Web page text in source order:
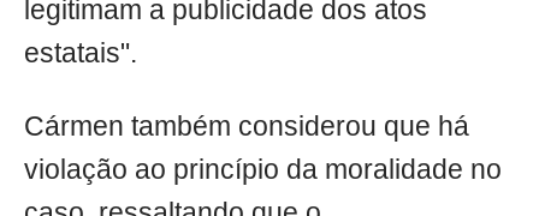
legitimam a publicidade dos atos
estatais".
Cármen também considerou que há
violação ao princípio da moralidade no